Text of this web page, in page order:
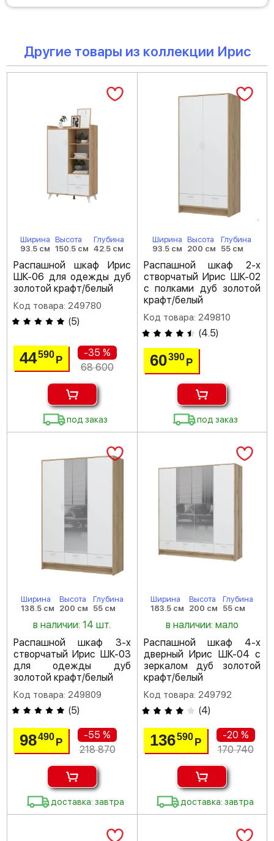
Другие товары из коллекции Ирис
Ширина
93.5 см
Высота
150.5 см
Глубина
42.5 см
Распашной шкаф Ирис
ШК-06 для одежды дуб
золотой крафт/белый
Код товара: 249780
(5)
44590Р
-35 %
68 600
под заказ
Ширина
93.5 см
Высота
200 см
Глубина
55 см
Распашной шкаф 2-х
створчатый Ирис ШК-02
с полками дуб золотой
крафт/белый
Код товара: 249810
(4.5)
60390 Р
под заказ
Ширина
138.5 см
Высота
200 см
Глубина
55 см
в наличии: 14 шт.
Распашной шкаф 3-х
створчатый Ирис ШК-03
для одежды дуб
золотой крафт/белый
Код товара: 249809
(5)
98490Р
-55 %
218 870
доставка: завтра
Ширина
183.5 см
Высота
200 см
Глубина
55 см
в наличии: мало
Распашной шкаф 4-х
дверный Ирис ШК-04 с
зеркалом дуб золотой
крафт/белый
Код товара: 249792
(4)
136590 Р
-20 %
170 740
доставка: завтра